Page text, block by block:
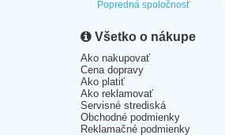
Popredná spoločnosť
Všetko o nákupe
Ako nakupovať
Cena dopravy
Ako platiť
Ako reklamovať
Servisné strediská
Obchodné podmienky
Reklamačné podmienky